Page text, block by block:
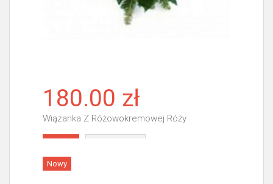
180.00 zł
Wiązanka Z Różowokremowej Róży
Nowy